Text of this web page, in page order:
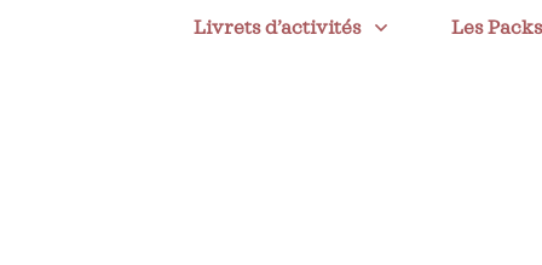
Livrets d’activités Les Packs